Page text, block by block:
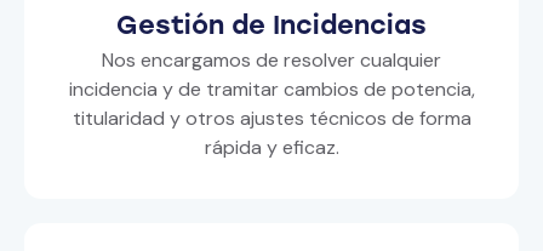
Gestión de Incidencias
Nos encargamos de resolver cualquier
incidencia y de tramitar cambios de potencia,
titularidad y otros ajustes técnicos de forma
rápida y eficaz.